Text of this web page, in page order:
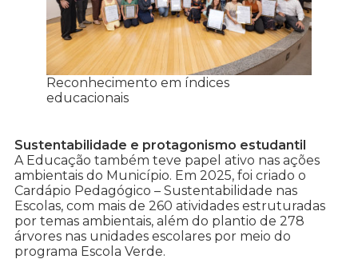
Reconhecimento em índices
educacionais
Sustentabilidade e protagonismo estudantil
A Educação também teve papel ativo nas ações
ambientais do Município. Em 2025, foi criado o
Cardápio Pedagógico – Sustentabilidade nas
Escolas, com mais de 260 atividades estruturadas
por temas ambientais, além do plantio de 278
árvores nas unidades escolares por meio do
programa Escola Verde.